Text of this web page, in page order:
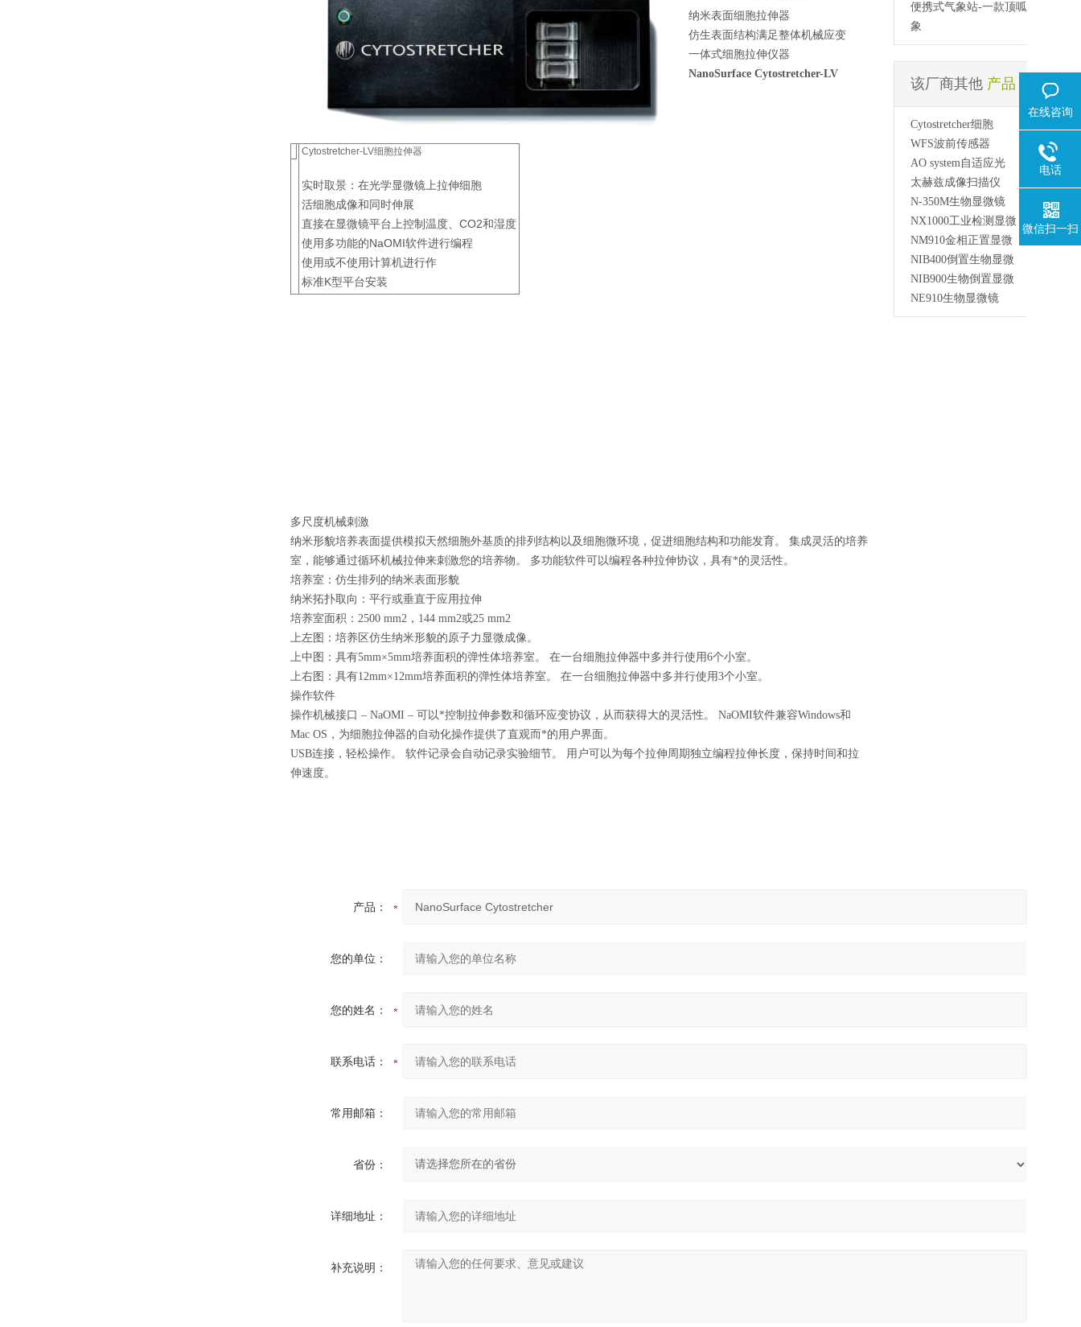
纳米表面细胞拉伸器
仿生表面结构满足整体机械应变
一体式细胞拉伸仪器
NanoSurface Cytostretcher-LV
Cytostretcher-LV细胞拉伸器
实时取景：在光学显微镜上拉伸细胞
活细胞成像和同时伸展
直接在显微镜平台上控制温度、CO2和湿度
使用多功能的NaOMI软件进行编程
使用或不使用计算机进行作
标准K型平台安装
多尺度机械刺激
纳米形貌培养表面提供模拟天然细胞外基质的排列结构以及细胞微环境，促进细胞结构和功能发育。 集成灵活的培养
室，能够通过循环机械拉伸来刺激您的培养物。 多功能软件可以编程各种拉伸协议，具有*的灵活性。
培养室：仿生排列的纳米表面形貌
纳米拓扑取向：平行或垂直于应用拉伸
培养室面积：2500 mm2，144 mm2或25 mm2
上左图：培养区仿生纳米形貌的原子力显微成像。
上中图：具有5mm×5mm培养面积的弹性体培养室。 在一台细胞拉伸器中多并行使用6个小室。
上右图：具有12mm×12mm培养面积的弹性体培养室。 在一台细胞拉伸器中多并行使用3个小室。
操作软件
操作机械接口 – NaOMI – 可以*控制拉伸参数和循环应变协议，从而获得大的灵活性。 NaOMI软件兼容Windows和
Mac OS，为细胞拉伸器的自动化操作提供了直观而*的用户界面。
USB连接，轻松操作。 软件记录会自动记录实验细节。 用户可以为每个拉伸周期独立编程拉伸长度，保持时间和拉
伸速度。
便携式气象站-一款顶呱呱的气
象
该厂商其他 产品
Cytostretcher细胞
WFS波前传感器
AO system自适应光
太赫兹成像扫描仪
N-350M生物显微镜
NX1000工业检测显微
NM910金相正置显微
NIB400倒置生物显微
NIB900生物倒置显微
NE910生物显微镜
产品：
您的单位：
您的姓名：
联系电话：
常用邮箱：
省份：
详细地址：
补充说明：
在线咨询
电话
微信扫一扫